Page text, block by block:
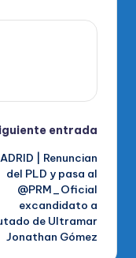
entrada
| Renuncian
del PLD y pasa al
@PRM_Oficial
excandidato a
de Ultramar
Jonathan Gómez